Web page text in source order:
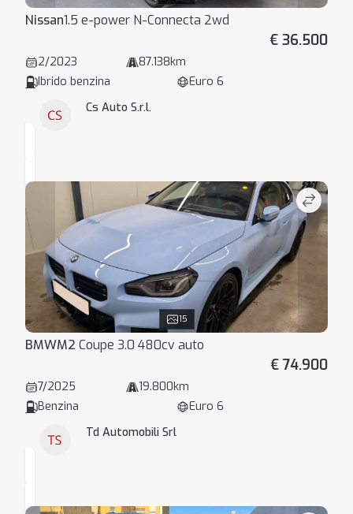
Nissan1.5 e-power N-Connecta 2wd
€ 36.500
2/2023
87.138km
Ibrido benzina
Euro 6
Cs Auto S.r.l.
15
BMWM2 Coupe 3.0 480cv auto
€ 74.900
7/2025
19.800km
Benzina
Euro 6
Td Automobili Srl